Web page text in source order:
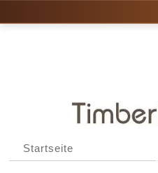
Startseite